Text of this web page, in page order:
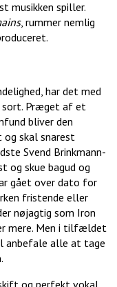
musikken spiller.
, rummer nemlig
har det med
Præget af et
bliver den
skal snarest
Svend Brinkmann-
og skue bagud og
gået over dato for
fristende eller
nøjagtig som Iron
mere. Men i tilfældet
anbefale alle at tage